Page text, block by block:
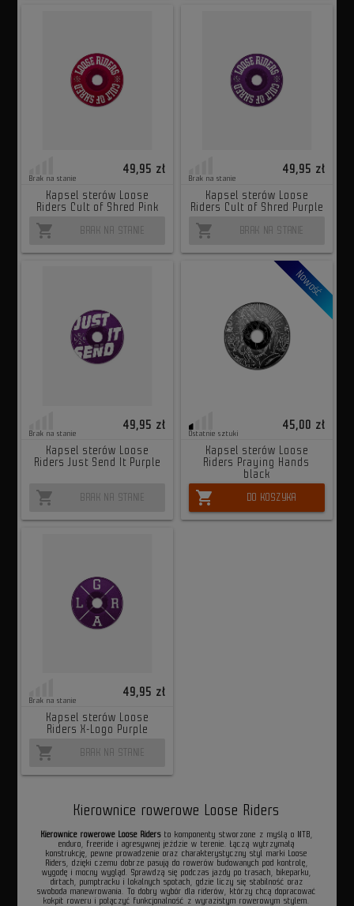
Brak na stanie
49,95 zł
Kapsel sterów Loose
Riders Cult of Shred Pink
shopping_cart BRAK NA STANIE
Brak na stanie
49,95 zł
Kapsel sterów Loose
Riders Cult of Shred Purple
shopping_cart BRAK NA STANIE
Brak na stanie
49,95 zł
Kapsel sterów Loose
Riders Just Send It Purple
shopping_cart BRAK NA STANIE
Nowość
Ostatnie sztuki
45,00 zł
Kapsel sterów Loose
Riders Praying Hands
black
shopping_cart DO KOSZYKA
Brak na stanie
49,95 zł
Kapsel sterów Loose
Riders X-Logo Purple
shopping_cart BRAK NA STANIE
Kierownice rowerowe Loose Riders
Kierownice rowerowe Loose Ridersto komponenty stworzone z myślą o MTB,
enduro, freeride i agresywnej jeździe w terenie. Łączą wytrzymałą
konstrukcję, pewne prowadzenie oraz charakterystyczny styl marki Loose
Riders, dzięki czemu dobrze pasują do rowerów budowanych pod kontrolę,
wygodę i mocny wygląd. Sprawdzą się podczas jazdy po trasach, bikeparku,
dirtach, pumptracku i lokalnych spotach, gdzie liczy się stabilność oraz
swoboda manewrowania. To dobry wybór dla riderów, którzy chcą dopracować
kokpit roweru i połączyć funkcjonalność z wyrazistym rowerowym stylem.